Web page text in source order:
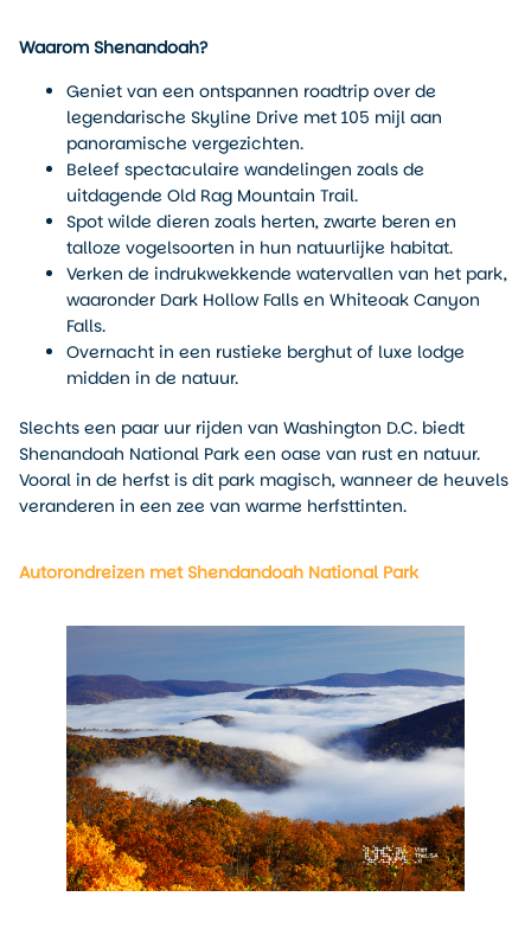
Waarom Shenandoah?
Geniet van een ontspannen roadtrip over de
legendarische Skyline Drive met 105 mijl aan
panoramische vergezichten.
Beleef spectaculaire wandelingen zoals de
uitdagende Old Rag Mountain Trail.
Spot wilde dieren zoals herten, zwarte beren en
talloze vogelsoorten in hun natuurlijke habitat.
Verken de indrukwekkende watervallen van het park,
waaronder Dark Hollow Falls en Whiteoak Canyon
Falls.
Overnacht in een rustieke berghut of luxe lodge
midden in de natuur.
Slechts een paar uur rijden van Washington D.C. biedt
Shenandoah National Park een oase van rust en natuur.
Vooral in de herfst is dit park magisch, wanneer de heuvels
veranderen in een zee van warme herfsttinten.
Autorondreizen met Shendandoah National Park